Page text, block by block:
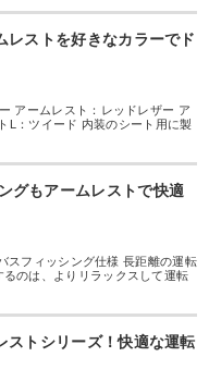
レストを好きなカラーでド
アームレスト：レッドレザー ア
L：ツイード 内装のシート用に製
グもアームレストで快適
スフィッシング仕様 長距離の運転
のは、よりリラックスして運転
ストシリーズ！快適な運転